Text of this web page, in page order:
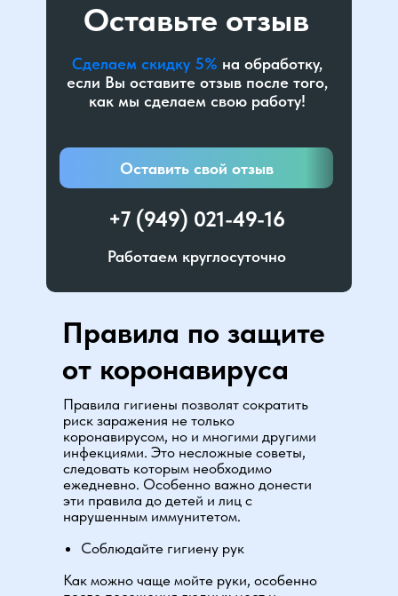
Оставьте отзыв
Сделаем скидку 5% на обработку,
если Вы оставите отзыв после того,
как мы сделаем свою работу!
Оставить свой отзыв
+7 (949) 021-49-16
Работаем круглосуточно
Правила гигиены позволят сократить
риск заражения не только
коронавирусом, но и многими другими
инфекциями. Это несложные советы,
следовать которым необходимо
ежедневно. Особенно важно донести
эти правила до детей и лиц с
нарушенным иммунитетом.
Соблюдайте гигиену рук
Как можно чаще мойте руки, особенно
Правила по защите
от коронавируса